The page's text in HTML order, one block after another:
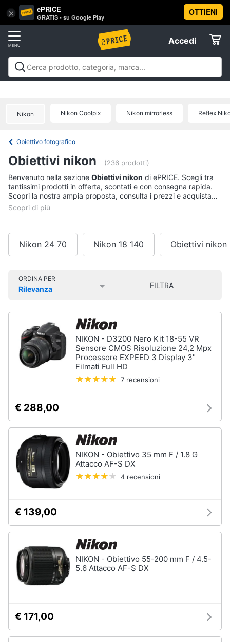
× ePRICE
GRATIS - su Google Play
OTTIENI
Accedi
Accedi
Registrati
Offerte
Tv
e
Home
Cinema
home
Videogiochi
e
musica
Clima
Brico
e
Giardinaggio
Salute
e
igiene
Beauty
Giocattoli
Prima
infanzia
Casalinghi
Vai
al
Fotografia
Fotocamere
Fotocamera
Nikon
d
Instax
mini
9
Vedi
action
cam
Hero
Gopro
hero
Dashcam
Vedi
Prodotti
Flash
Telescopio
Microscopio
Vedi
tutti
Nikon Nikon Coolpix Nikon mirrorless Reflex
Obiettivo fotografico
Obiettivi nikon (236 prodotti)
Benvenuto nella sezione Obiettivi nikon di ePRICE. Scegli tra
tantissimi prodotti in offerta, scontati e con consegna rapida.
Scopri la nostra ampia proposta, consulta i prezzi e acquista
comodamente online.
Nikon 24 70 Nikon 18 140 Obiettivi nikon
ORDINA PER
Rilevanza
FILTRA
NIKON - D3200 Nero Kit 18-55 VR
Sensore CMOS Risoluzione 24,2 Mpx
Processore EXPEED 3 Display 3"
Filmati Full HD
7 recensioni
€ 288,00
NIKON - Obiettivo 35 mm F / 1.8 G
Attacco AF-S DX
4 recensioni
€ 139,00
NIKON - Obiettivo 55-200 mm F / 4.5-
5.6 Attacco AF-S DX
€ 171,00